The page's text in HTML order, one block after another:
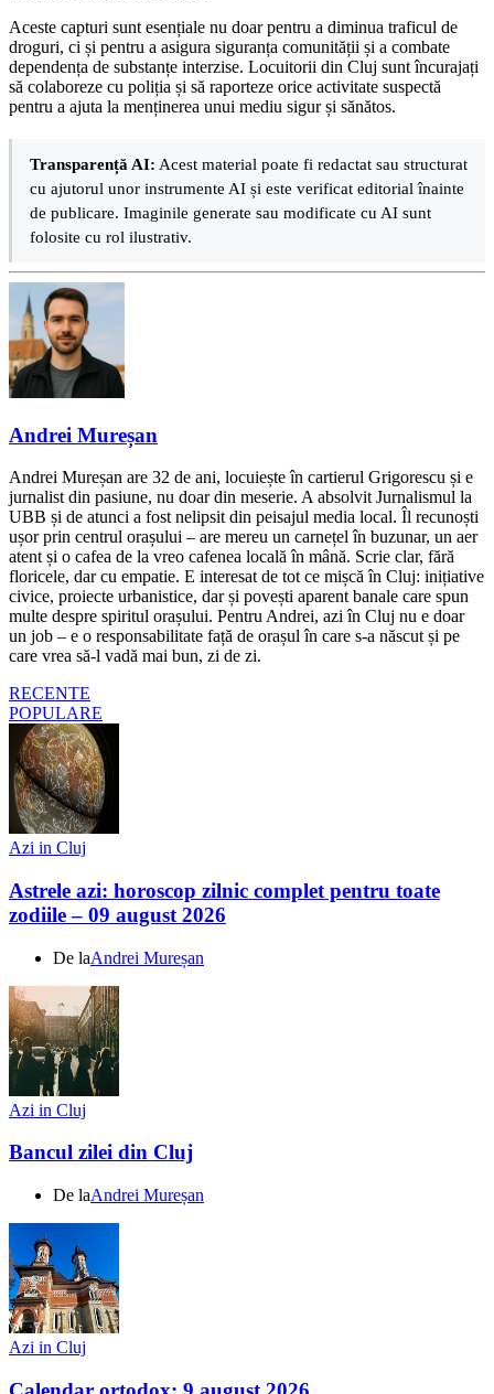
Aceste capturi sunt esențiale nu doar pentru a diminua traficul de
droguri, ci și pentru a asigura siguranța comunității și a combate
dependența de substanțe interzise. Locuitorii din Cluj sunt încurajați
să colaboreze cu poliția și să raporteze orice activitate suspectă
pentru a ajuta la menținerea unui mediu sigur și sănătos.
Transparență AI: Acest material poate fi redactat sau structurat
cu ajutorul unor instrumente AI și este verificat editorial înainte
de publicare. Imaginile generate sau modificate cu AI sunt
folosite cu rol ilustrativ.
Andrei Mureșan
Andrei Mureșan are 32 de ani, locuiește în cartierul Grigorescu și e
jurnalist din pasiune, nu doar din meserie. A absolvit Jurnalismul la
UBB și de atunci a fost nelipsit din peisajul media local. Îl recunoști
ușor prin centrul orașului – are mereu un carnețel în buzunar, un aer
atent și o cafea de la vreo cafenea locală în mână. Scrie clar, fără
floricele, dar cu empatie. E interesat de tot ce mișcă în Cluj: inițiative
civice, proiecte urbanistice, dar și povești aparent banale care spun
multe despre spiritul orașului. Pentru Andrei, azi în Cluj nu e doar
un job – e o responsabilitate față de orașul în care s-a născut și pe
care vrea să-l vadă mai bun, zi de zi.
RECENTE
POPULARE
Azi in Cluj
Astrele azi: horoscop zilnic complet pentru toate
zodiile – 09 august 2026
De laAndrei Mureșan
Azi in Cluj
Bancul zilei din Cluj
De laAndrei Mureșan
Azi in Cluj